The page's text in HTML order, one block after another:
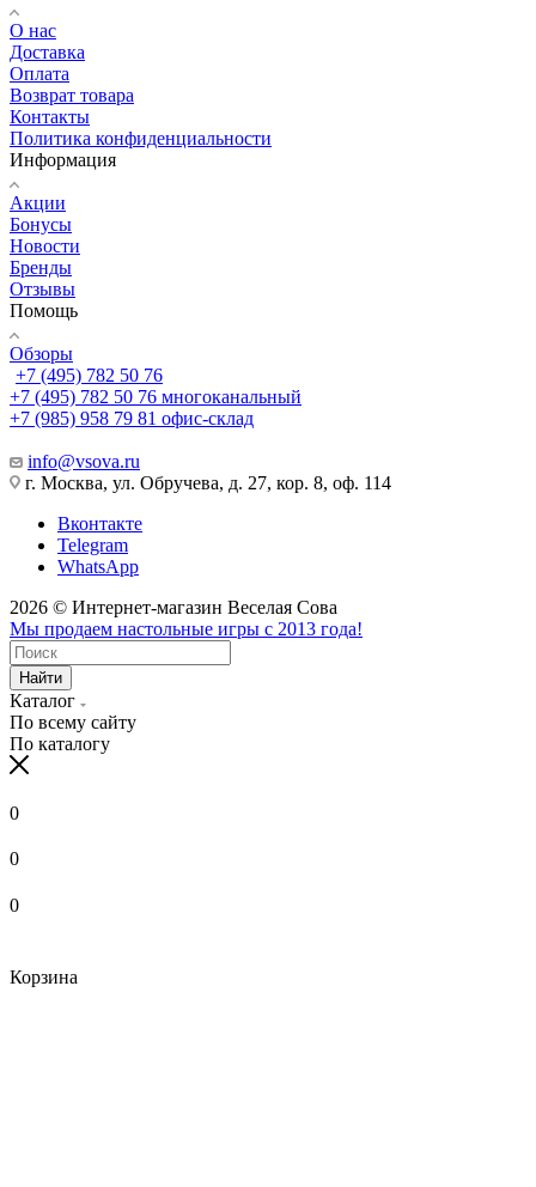
О нас
Доставка
Оплата
Возврат товара
Контакты
Политика конфиденциальности
Информация
Акции
Бонусы
Новости
Бренды
Отзывы
Помощь
Обзоры
+7 (495) 782 50 76
+7 (495) 782 50 76 многоканальный
+7 (985) 958 79 81 офис-склад
info@vsova.ru
г. Москва, ул. Обручева, д. 27, кор. 8, оф. 114
Вконтакте
Telegram
WhatsApp
2026 © Интернет-магазин Веселая Сова
Мы продаем настольные игры с 2013 года!
Найти
Каталог
По всему сайту
По каталогу
0
0
0
Корзина